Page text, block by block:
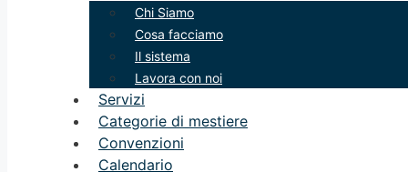
Chi Siamo
Cosa facciamo
Il sistema
Lavora con noi
Servizi
Categorie di mestiere
Convenzioni
Calendario